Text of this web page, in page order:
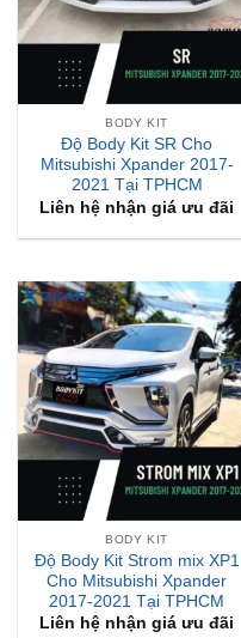
BODY KIT
Độ Body Kit SR Cho
Mitsubishi Xpander 2017-
2021 Tại TPHCM
Liên hệ nhận giá ưu đãi
BODY KIT
Độ Body Kit Strom mix XP1
Cho Mitsubishi Xpander
2017-2021 Tại TPHCM
Liên hệ nhận giá ưu đãi